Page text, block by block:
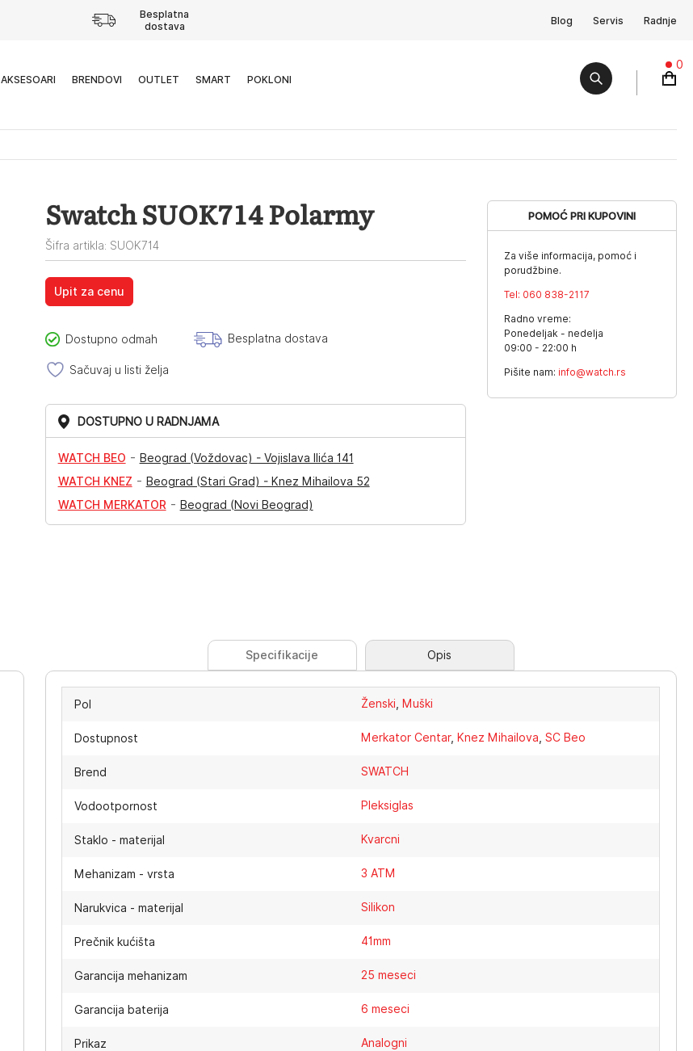
Besplatna
dostava
Blog Servis Radnje
AKSESOARI BRENDOVI OUTLET SMART POKLONI
0
Swatch SUOK714 Polarmy
Šifra artikla: SUOK714
Upit za cenu
Dostupno odmah Besplatna dostava
Sačuvaj u listi želja
DOSTUPNO U RADNJAMA
WATCH BEO - Beograd (Voždovac) - Vojislava Ilića 141
WATCH KNEZ - Beograd (Stari Grad) - Knez Mihailova 52
WATCH MERKATOR- Beograd (Novi Beograd)
POMOĆ PRI KUPOVINI
Za više informacija, pomoć i
porudžbine.
Tel: 060 838-2117
Radno vreme:
Ponedeljak - nedelja
09:00 - 22:00 h
Pišite nam: info@watch.rs
Specifikacije Opis
Pol Ženski ,Muški
Dostupnost Merkator Centar,Knez Mihailova ,SC Beo
Brend SWATCH
Vodootpornost Pleksiglas
Staklo - materijal Kvarcni
Mehanizam - vrsta 3 ATM
Narukvica - materijal Silikon
Prečnik kućišta 41mm
Garancija mehanizam 25 meseci
Garancija baterija 6 meseci
Prikaz Analogni